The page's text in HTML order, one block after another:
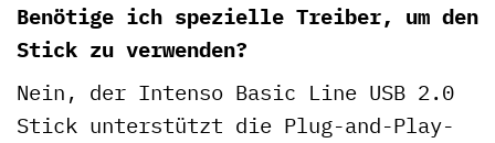
Benötige ich spezielle Treiber, um den
Stick zu verwenden?
Nein, der Intenso Basic Line USB 2.0
Stick unterstützt die Plug-and-Play-